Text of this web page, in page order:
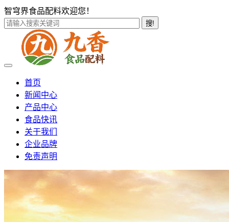
智穹界食品配料欢迎您！
搜!
首页
新闻中心
产品中心
食品快讯
关于我们
企业品牌
免责声明